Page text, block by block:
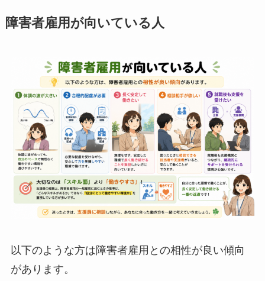
障害者雇用が向いている人
以下のような方は障害者雇用との相性が良い傾向
があります。